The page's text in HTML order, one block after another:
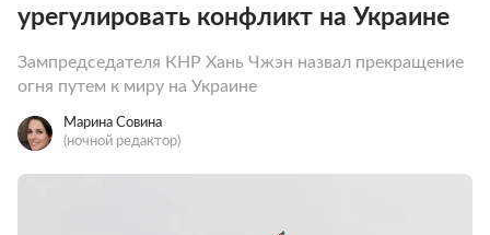
урегулировать конфликт на Украине
Зампредседателя КНР Хань Чжэн назвал прекращение
огня путем к миру на Украине
Марина Совина
(ночной редактор)